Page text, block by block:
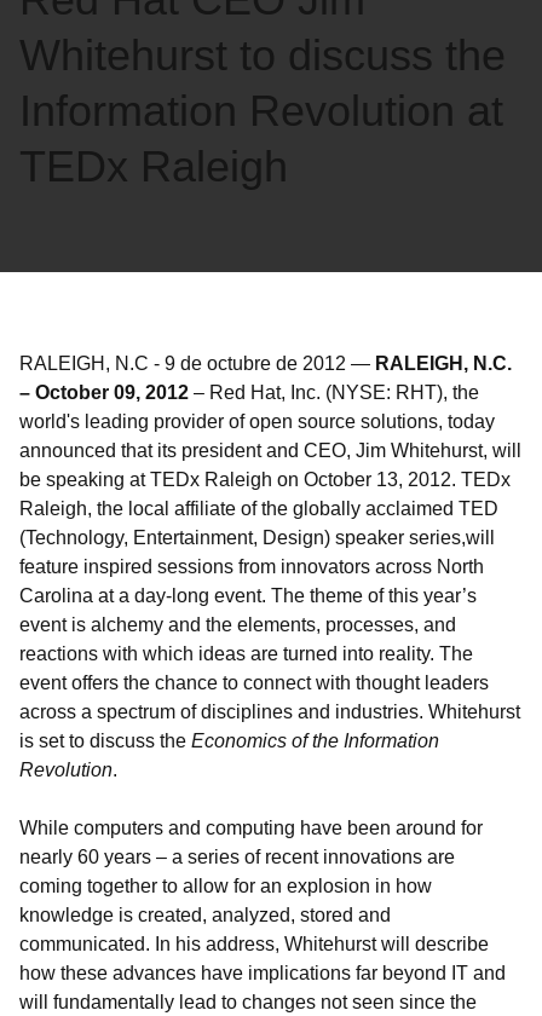
Whitehurst to discuss the
Information Revolution at
TEDx Raleigh
RALEIGH, N.C - 9 de octubre de 2012 — RALEIGH, N.C.
– October 09, 2012 – Red Hat, Inc. (NYSE: RHT), the
world's leading provider of open source solutions, today
announced that its president and CEO, Jim Whitehurst, will
be speaking at TEDx Raleigh on October 13, 2012. TEDx
Raleigh, the local affiliate of the globally acclaimed TED
(Technology, Entertainment, Design) speaker series,will
feature inspired sessions from innovators across North
Carolina at a day-long event. The theme of this year’s
event is alchemy and the elements, processes, and
reactions with which ideas are turned into reality. The
event offers the chance to connect with thought leaders
across a spectrum of disciplines and industries. Whitehurst
is set to discuss the Economics of the Information
Revolution.
While computers and computing have been around for
nearly 60 years – a series of recent innovations are
coming together to allow for an explosion in how
knowledge is created, analyzed, stored and
communicated. In his address, Whitehurst will describe
how these advances have implications far beyond IT and
will fundamentally lead to changes not seen since the